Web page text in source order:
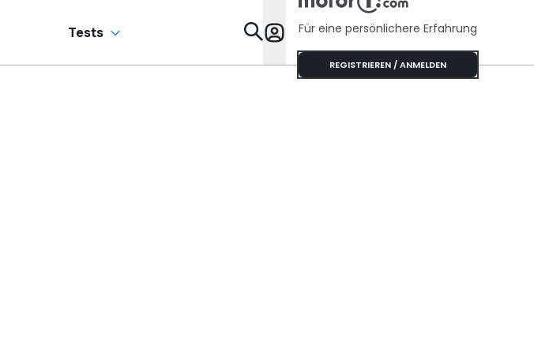
Tests Specials
Für eine persönlichere Erfahrung
REGISTRIEREN / ANMELDEN